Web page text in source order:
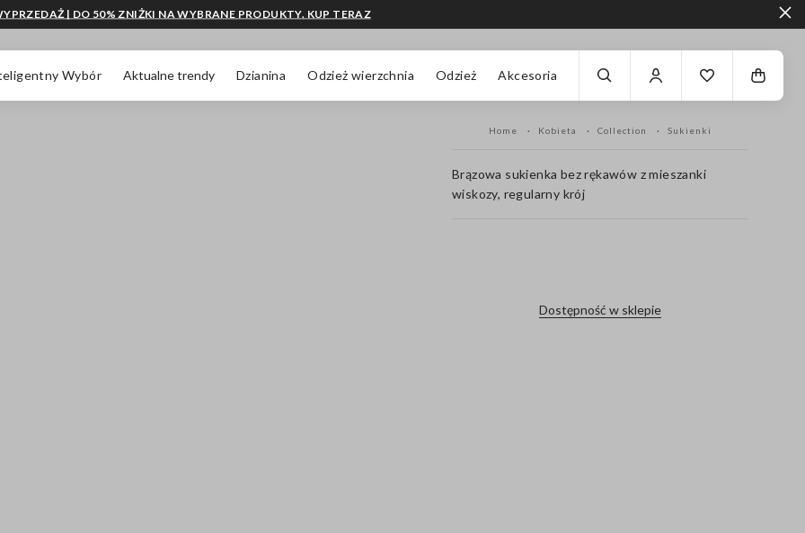
Wybór Aktualne trendy Dzianina Odzież wierzchnia Odzież Akcesoria
| DO 50% ZNIŻKI NA WYBRANE PRODUKTY. KUP TERAZ
Home Kobieta Collection Sukienki
Brązowa sukienka bez rękawów z mieszanki
wiskozy, regularny krój
Dostępność w sklepie